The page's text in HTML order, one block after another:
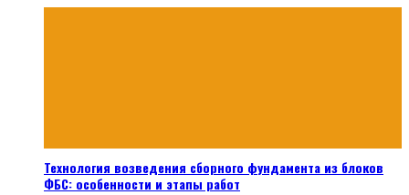
Технология возведения сборного фундамента из блоков
ФБС: особенности и этапы работ